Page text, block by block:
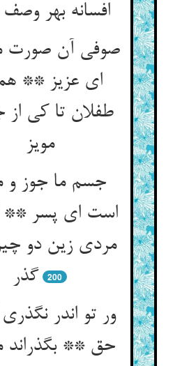
افسانه بهر
صوفی آن صورت
ای عزیز **
طفلان تا کی از
مویز
جسم ما جوز و
است ای پسر **
مردی زین دو چیز
گذر
200
ور تو اندر نگذری
حق ** بگذراند